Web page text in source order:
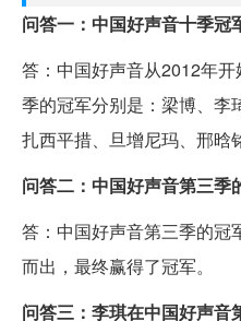
问答一：中国好声音十季冠
答：中国好声音从2012年
季的冠军分别是：梁博、李
扎西平措、旦增尼玛、邢晗
问答二：中国好声音第三季
答：中国好声音第三季的冠
而出，最终赢得了冠军。
问答三：李琪在中国好声音